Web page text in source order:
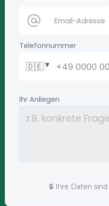
🔒 Ihre Daten